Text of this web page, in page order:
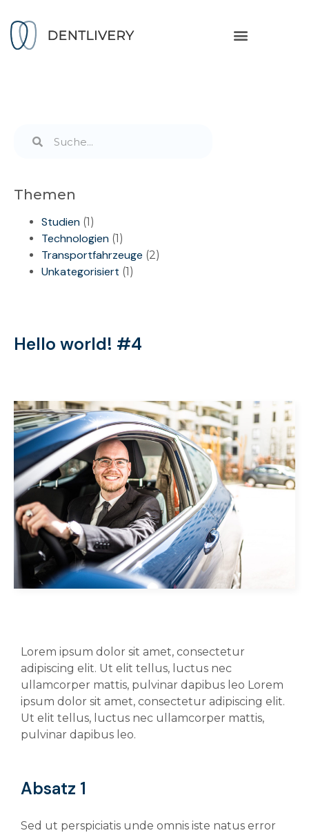
Hello world! #4
Lorem ipsum dolor sit amet, consectetur
adipiscing elit. Ut elit tellus, luctus nec
ullamcorper mattis, pulvinar dapibus leo Lorem
ipsum dolor sit amet, consectetur adipiscing elit.
Ut elit tellus, luctus nec ullamcorper mattis,
pulvinar dapibus leo.
Absatz 1
Sed ut perspiciatis unde omnis iste natus error
Themen
Studien (1)
Technologien (1)
Transportfahrzeuge (2)
Unkategorisiert (1)